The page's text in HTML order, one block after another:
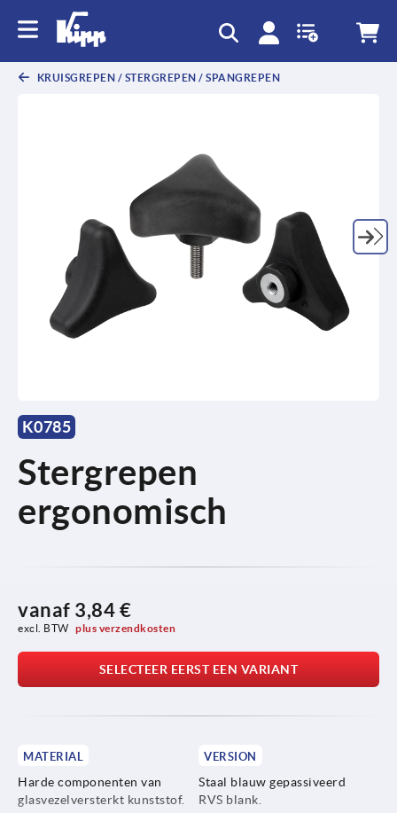
KRUISGREPEN / STERGREPEN / SPANGREPEN
K0785
Stergrepen
ergonomisch
vanaf 3,84 €
excl. BTW plus verzendkosten
SELECTEER EERST EEN VARIANT
MATERIAL
Harde componenten van
glasvezelversterkt kunststof.
VERSION
Staal blauw gepassiveerd
RVS blank.